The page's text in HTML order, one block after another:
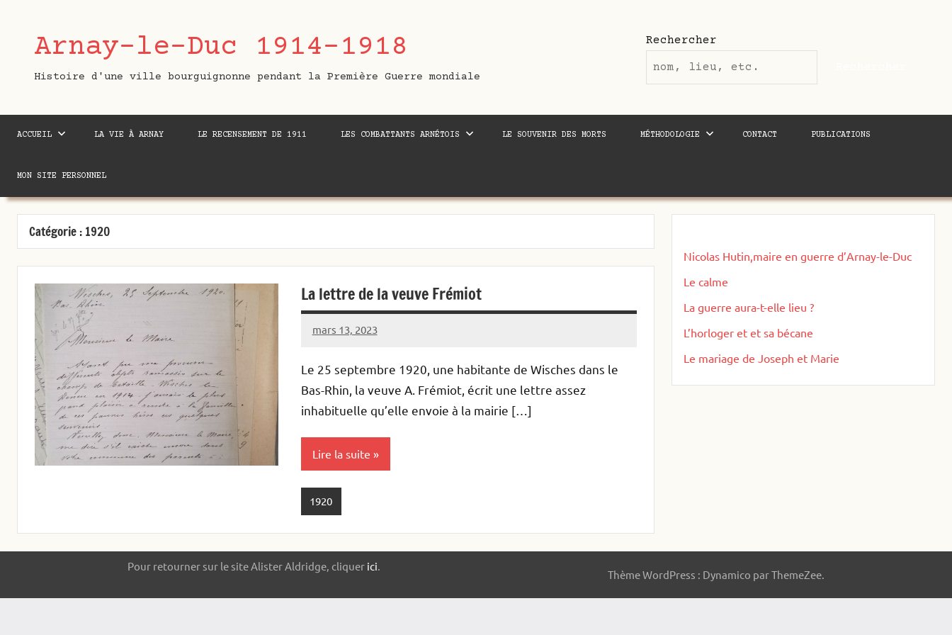
contenuArnay-le-Duc 1914-1918
Histoire d'une ville bourguignonne pendant la Première Guerre mondiale
Rechercher
ACCUEIL LA VIE À ARNAY LE RECENSEMENT DE 1911 LES COMBATTANTS ARNÉTOIS LE SOUVENIR DES MORTS MÉTHODOLOGIE CONTACT PUBLICATIONS
MON SITE PERSONNEL
Catégorie : 1920
La lettre de la veuve Frémiot
mars 13, 2023
Alister
Aucun
Le 25 septembre 1920, une habitante de Wisches dans le
Bas-Rhin, la veuve A. Frémiot, écrit une lettre assez
inhabituelle qu’elle envoie à la mairie […]
Lire la suite
1920
Nicolas Hutin,maire en guerre d’Arnay-le-Duc
Le calme
La guerre aura-t-elle lieu ?
L’horloger et et sa bécane
Le mariage de Joseph et Marie
Pour retourner sur le site Alister Aldridge, cliquer ici
Thème WordPress : Dynamico par ThemeZee.